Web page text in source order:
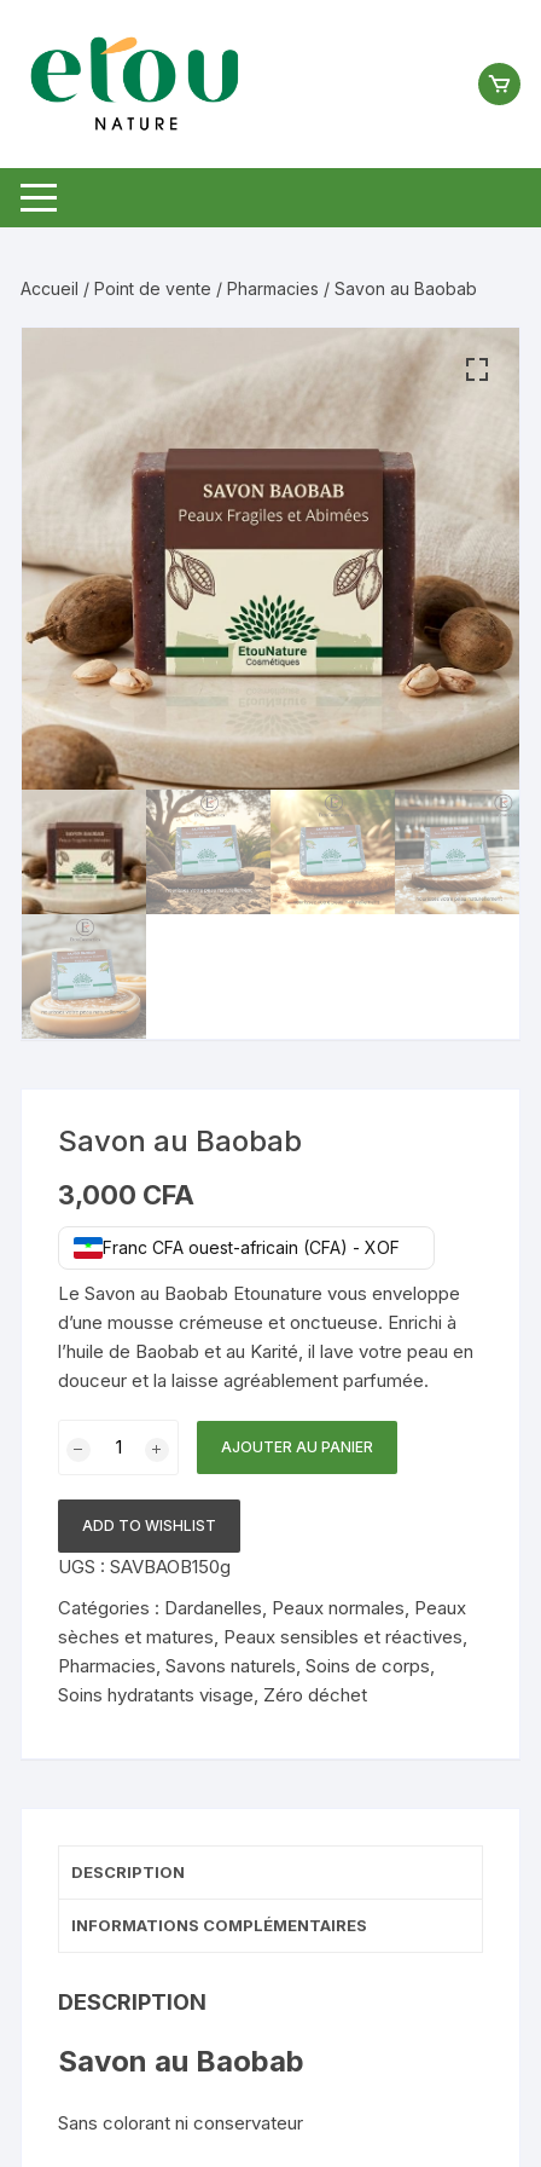
contenu
Accueil /Point de vente /Pharmacies / Savon au Baobab
Savon au Baobab
3,000 CFA
Franc CFA ouest-africain (CFA) - XOF
Le Savon au Baobab Etounature vous enveloppe
d’une mousse crémeuse et onctueuse. Enrichi à
l’huile de Baobab et au Karité, il lave votre peau en
douceur et la laisse agréablement parfumée.
Baobab
AJOUTER AU PANIER
ADD TO WISHLIST
UGS :SAVBAOB150g
Catégories : Dardanelles Peaux normales Peaux
sèches et matures Peaux sensibles et réactives
Pharmacies ,Savons naturels ,Soins de corps
Soins hydratants visage Zéro déchet
DESCRIPTION
INFORMATIONS COMPLÉMENTAIRES
DESCRIPTION
Savon au Baobab
Sans colorant ni conservateur